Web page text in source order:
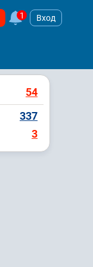
1 Вход
54
337
3